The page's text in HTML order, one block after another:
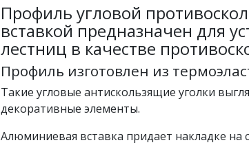
Профиль угловой
вставкой предназначен для
лестниц в качестве
Профиль изготовлен из
Такие угловые антискользящие уголки
декоративные элементы.
Алюминиевая вставка придает накладке на